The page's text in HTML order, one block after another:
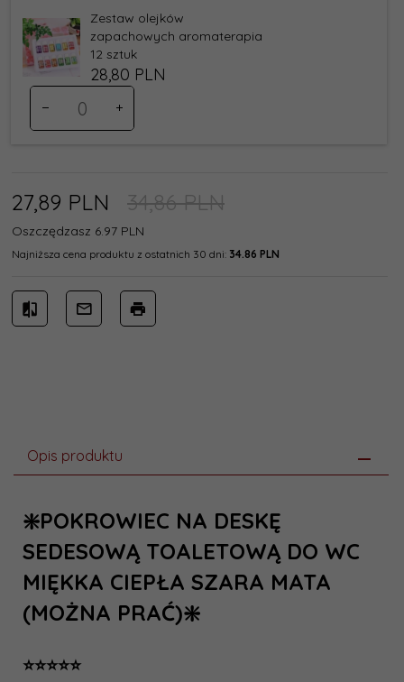
Zestaw olejków
zapachowych aromaterapia
12 sztuk
28,80 PLN
Ilość
dla
produktu
27,89 PLN 34,86 PLN
Oszczędzasz 6.97 PLN
Najniższa cena produktu z ostatnich 30 dni: 34.86 PLN
Opis produktu
❇️POKROWIEC NA DESKĘ
SEDESOWĄ TOALETOWĄ DO WC
MIĘKKA CIEPŁA SZARA MATA
(MOŻNA PRAĆ)❇️
⭐️⭐️⭐️⭐️⭐️